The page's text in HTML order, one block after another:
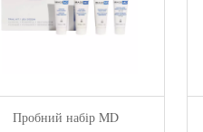
Пробний набір MD